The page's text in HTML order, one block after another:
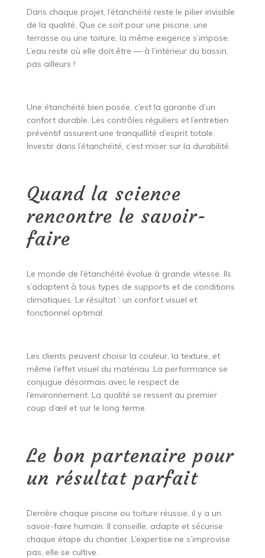
Dans chaque projet, l’étanchéité reste le pilier invisible
de la qualité. Que ce soit pour une piscine, une
terrasse ou une toiture, la même exigence s’impose.
L’eau reste où elle doit être — à l’intérieur du bassin,
pas ailleurs !
Une étanchéité bien posée, c’est la garantie d’un
confort durable. Les contrôles réguliers et l’entretien
préventif assurent une tranquillité d’esprit totale.
Investir dans l’étanchéité, c’est miser sur la durabilité.
Quand la science
rencontre le savoir-
faire
Le monde de l’étanchéité évolue à grande vitesse. Ils
s’adaptent à tous types de supports et de conditions
climatiques. Le résultat : un confort visuel et
fonctionnel optimal.
Les clients peuvent choisir la couleur, la texture, et
même l’effet visuel du matériau. La performance se
conjugue désormais avec le respect de
l’environnement. La qualité se ressent au premier
coup d’œil et sur le long terme.
Le bon partenaire pour
un résultat parfait
Derrière chaque piscine ou toiture réussie, il y a un
savoir-faire humain. Il conseille, adapte et sécurise
chaque étape du chantier. L’expertise ne s’improvise
pas, elle se cultive.